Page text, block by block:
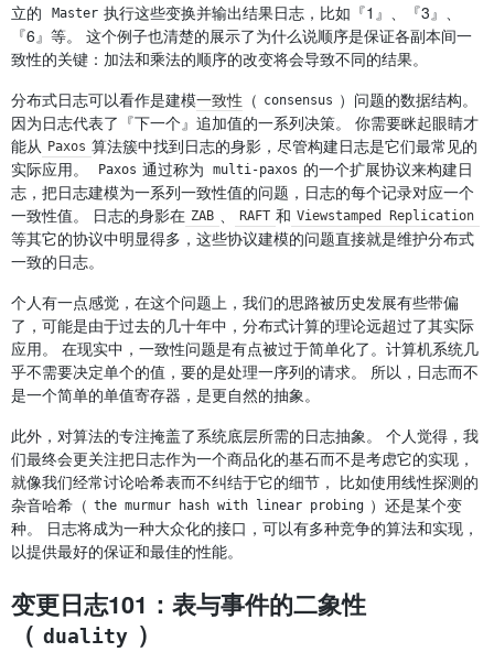
立的
Master 执行这些变换并输出结果日志，比如『1』、『3』、
『6』等。 这个例子也清楚的展示了为什么说顺序是保证各副本间一
致性的关键：加法和乘法的顺序的改变将会导致不同的结果。
分布式日志可以看作是建模一致性 （ consensus ）问题的数据结构。
因为日志代表了『下一个』追加值的一系列决策。 你需要眯起眼睛才
能从
Paxos 算法簇中找到日志的身影，尽管构建日志是它们最常见的
实际应用。
Paxos 通过称为 multi-paxos 的一个扩展协议来构建日
志，把日志建模为一系列一致性值的问题，日志的每个记录对应一个
一致性值。 日志的身影在 ZAB RAFT 和 Viewstamped Replication
等其它的协议中明显得多，这些协议建模的问题直接就是维护分布式
一致的日志。
个人有一点感觉，在这个问题上，我们的思路被历史发展有些带偏
了，可能是由于过去的几十年中，分布式计算的理论远超过了其实际
应用。 在现实中，一致性问题是有点被过于简单化了。计算机系统几
乎不需要决定单个的值，要的是处理一序列的请求。 所以，日志而不
是一个简单的单值寄存器，是更自然的抽象。
此外，对算法的专注掩盖了系统底层所需的日志抽象。 个人觉得，我
们最终会更关注把日志作为一个商品化的基石而不是考虑它的实现，
就像我们经常讨论哈希表而不纠结于它的细节， 比如使用线性探测的
杂音哈希（ the murmur hash with linear probing ）还是某个变
种。 日志将成为一种大众化的接口，可以有多种竞争的算法和实现，
以提供最好的保证和最佳的性能。
变更日志101：表与事件的二象性
（ duality ）